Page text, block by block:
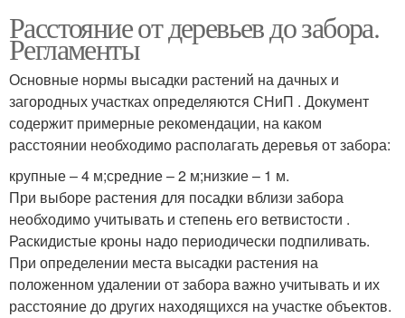
Расстояние от деревьев до забора.
Регламенты
Основные нормы высадки растений на дачных и
загородных участках определяются СНиП . Документ
содержит примерные рекомендации, на каком
расстоянии необходимо располагать деревья от забора:
крупные – 4 м;средние – 2 м;низкие – 1 м.
При выборе растения для посадки вблизи забора
необходимо учитывать и степень его ветвистости .
Раскидистые кроны надо периодически подпиливать.
При определении места высадки растения на
положенном удалении от забора важно учитывать и их
расстояние до других находящихся на участке объектов.